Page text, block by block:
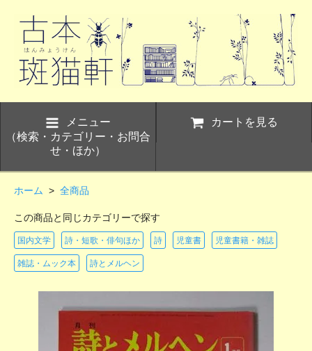
メニュー
（検索・カテゴリー・お問合
せ・ほか）
カートを見る
ホーム > 全商品
この商品と同じカテゴリーで探す
国内文学 詩・短歌・俳句ほか 詩 児童書 児童書籍・雑誌
雑誌・ムック本 詩とメルヘン